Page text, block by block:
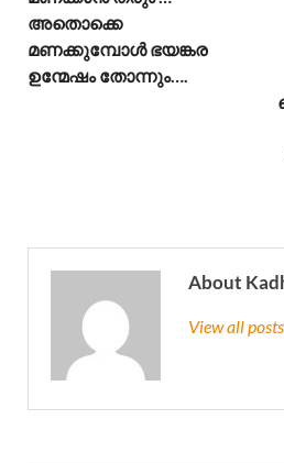
അതൊക്കെ
മണക്കുമ്പോൾ ഭയങ്കര
ഉന്മേഷം തോന്നും….
About
View all